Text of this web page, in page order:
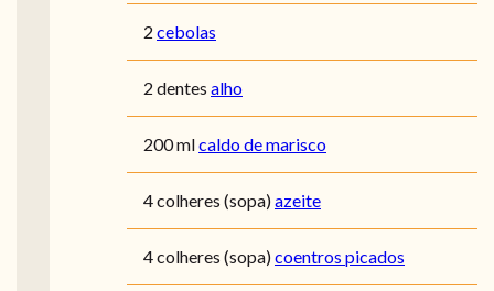
2 cebolas
2 dentes alho
200 mlcaldo de marisco
4 colheres (sopa)azeite
4 colheres (sopa)coentros picados